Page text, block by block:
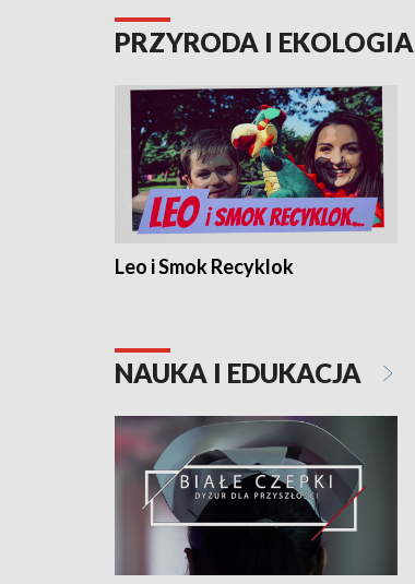
PRZYRODA I EKOLOGIA
Leo i Smok Recyklok
NAUKA I EDUKACJA